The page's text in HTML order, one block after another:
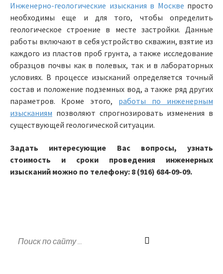
Инженерно-геологические изыскания в Москве просто
необходимы еще и для того, чтобы определить
геологическое строение в месте застройки. Данные
работы включают в себя устройство скважин, взятие из
каждого из пластов проб грунта, а также исследование
образцов почвы как в полевых, так и в лабораторных
условиях. В процессе изысканий определяется точный
состав и положение подземных вод, а также ряд других
параметров. Кроме этого, работы по инженерным
изысканиям позволяют спрогнозировать изменения в
существующей геологической ситуации.
Задать интересующие Вас вопросы, узнать
стоимость и сроки проведения инженерных
изысканий можно по телефону: 8 (916) 684-09-09.